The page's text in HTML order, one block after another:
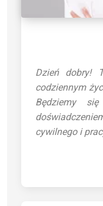
Dzień dobry!
codziennym
Będziemy
cywilnego i